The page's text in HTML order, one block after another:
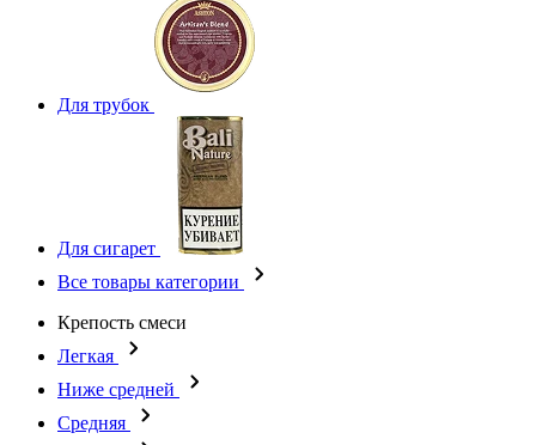
Для трубок
Для сигарет
Все товары категории
Крепость смеси
Легкая
Ниже средней
Средняя